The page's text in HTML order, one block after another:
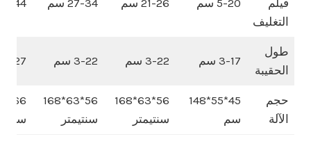
فيلم
التغليف
5-20 سم 21-26 سم 27-34 سم 35-44
طول
الحقيبة
3-17 سم 3-22 سم 3-22 سم 5-27 سم
حجم
الآلة
45*55*148
سم
56*63*168
سنتيمتر
56*63*168
سنتيمتر
سم